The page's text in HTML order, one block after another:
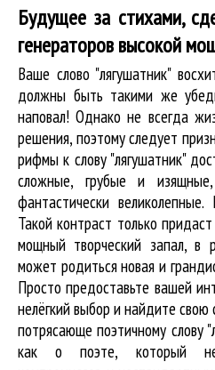
Будущее за стихами,
генераторов высокой
Ваше слово "лягушатник"
должны быть такими же
наповал! Однако не всегда
решения, поэтому следует
рифмы к слову "лягушатник"
сложные, грубые и
фантастически
Такой контраст только
мощный творческий запал, в
может родиться новая и
Просто предоставьте вашей
нелёгкий выбор и найдите
потрясающе поэтичному слову
как о поэте, который не